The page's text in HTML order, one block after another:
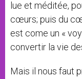
lue et méditée,
cœurs; puis du
est come un «
convertir la vie
Mais il nous faut